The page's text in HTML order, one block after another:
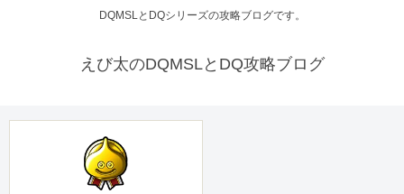
DQMSLとDQシリーズの攻略ブログです。
えび太のDQMSLとDQ攻略ブログ